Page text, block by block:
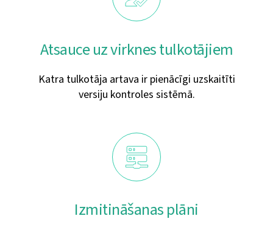
Atsauce uz virknes tulkotājiem
Katra tulkotāja artava ir pienācīgi uzskaitīti
versiju kontroles sistēmā.
Izmitināšanas plāni